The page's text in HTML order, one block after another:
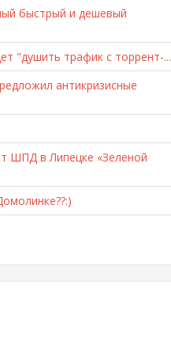
быстрый и дешевый
"душить трафик с торрент-...
антикризисные
ШПД в Липецке «Зеленой